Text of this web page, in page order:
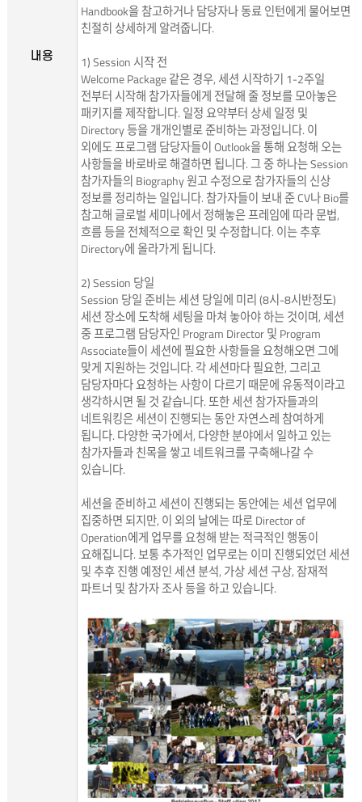
내용
Handbook을 참고하거나 담당자나 동료 인턴에게 물어보면
친절히 상세하게 알려줍니다.
1) Session 시작 전
Welcome Package 같은 경우, 세션 시작하기 1-2주일
전부터 시작해 참가자들에게 전달해 줄 정보를 모아놓은
패키지를 제작합니다. 일정 요약부터 상세 일정 및
Directory 등을 개개인별로 준비하는 과정입니다. 이
외에도 프로그램 담당자들이 Outlook을 통해 요청해 오는
사항들을 바로바로 해결하면 됩니다. 그 중 하나는 Session
참가자들의 Biography 원고 수정으로 참가자들의 신상
정보를 정리하는 일입니다. 참가자들이 보내 준 CV나 Bio를
참고해 글로벌 세미나에서 정해놓은 프레임에 따라 문법,
흐름 등을 전체적으로 확인 및 수정합니다. 이는 추후
Directory에 올라가게 됩니다.
2) Session 당일
Session 당일 준비는 세션 당일에 미리 (8시-8시반정도)
세션 장소에 도착해 세팅을 마쳐 놓아야 하는 것이며, 세션
중 프로그램 담당자인 Program Director 및 Program
Associate들이 세션에 필요한 사항들을 요청해오면 그에
맞게 지원하는 것입니다. 각 세션마다 필요한, 그리고
담당자마다 요청하는 사항이 다르기 때문에 유동적이라고
생각하시면 될 것 같습니다. 또한 세션 참가자들과의
네트워킹은 세션이 진행되는 동안 자연스레 참여하게
됩니다. 다양한 국가에서, 다양한 분야에서 일하고 있는
참가자들과 친목을 쌓고 네트워크를 구축해나갈 수
있습니다.
세션을 준비하고 세션이 진행되는 동안에는 세션 업무에
집중하면 되지만, 이 외의 날에는 따로 Director of
Operation에게 업무를 요청해 받는 적극적인 행동이
요해집니다. 보통 추가적인 업무로는 이미 진행되었던 세션
및 추후 진행 예정인 세션 분석, 가상 세션 구상, 잠재적
파트너 및 참가자 조사 등을 하고 있습니다.